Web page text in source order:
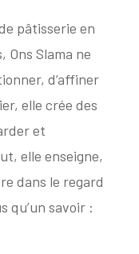
pâtisserie en
Slama ne
d’affiner
elle crée des
et
elle enseigne,
dans le regard
qu’un savoir :